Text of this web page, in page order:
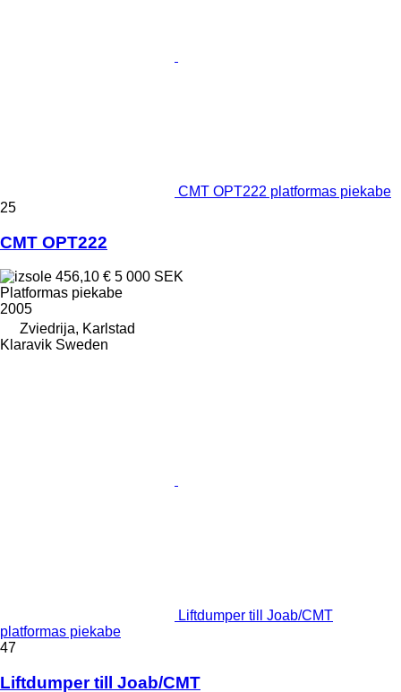
CMT OPT222 platformas piekabe
25
CMT OPT222
456,10 € 5 000 SEK
Platformas piekabe
2005
Zviedrija, Karlstad
Klaravik Sweden
Liftdumper till Joab/CMT
platformas piekabe
47
Liftdumper till Joab/CMT